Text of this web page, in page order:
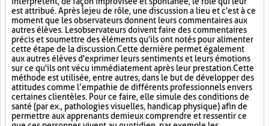
est attribué. Après le jeu de rôle, une discussion a lieu et c'est à ce
moment que les observateurs donnent leurs commentaires aux
autres élèves. Les observateurs doivent faire des commentaires
précis et soumettre des éléments qu'ils ont notés pour alimenter
cette étape de la discussion. Cette dernière permet également
aux autres élèves d'exprimer leurs sentiments et leurs émotions
sur ce qu'ils ont vécu immédiatement après leur prestation. Cette
méthode est utilisée, entre autres, dans le but de développer des
attitudes comme l’empathie de différents professionnels envers
certaines clientèles. Pour ce faire, elle simule des conditions de
santé (par ex., pathologies visuelles, handicap physique) afin de
permettre aux apprenants de mieux comprendre et ressentir ce